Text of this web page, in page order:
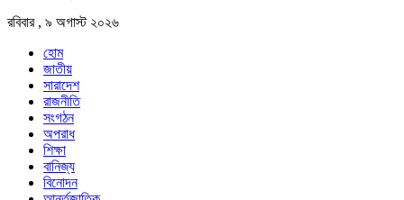
রবিবার , ৯ অগাস্ট ২০২৬
হোম
জাতীয়
সারাদেশ
রাজনীতি
সংগঠন
অপরাধ
শিক্ষা
বানিজ্য
বিনোদন